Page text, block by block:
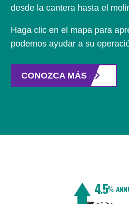
desde la cantera hasta el
Haga clic en el mapa para
podemos ayudar a su
CONOZCA MÁS